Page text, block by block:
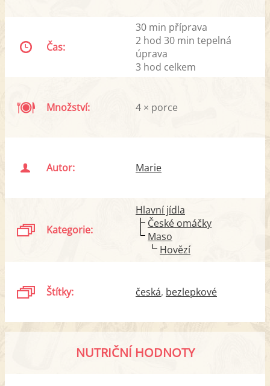
Čas:
30 min příprava
2 hod 30 min tepelná
úprava
3 hod celkem
Množství: 4 × porce
Autor: Marie
Kategorie:
Hlavní jídla
České omáčky
Maso
Hovězí
Štítky: česká bezlepkové
NUTRIČNÍ HODNOTY